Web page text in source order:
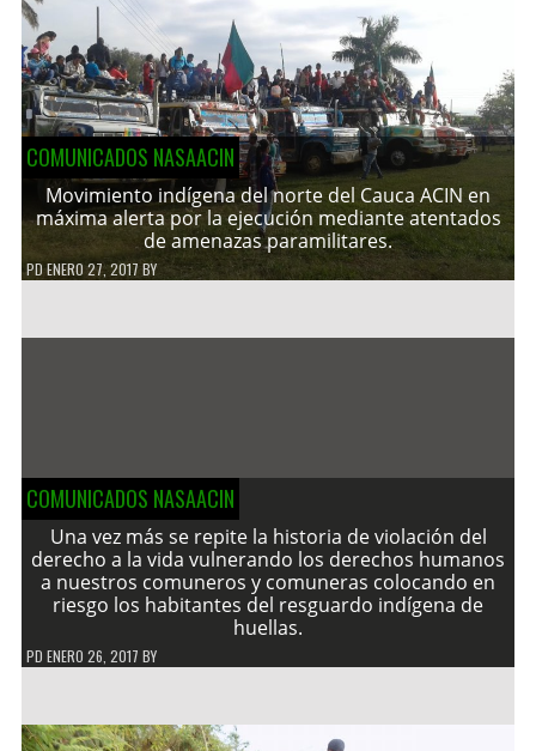
COMUNICADOS NASAACIN
Movimiento indígena del norte del Cauca ACIN en
máxima alerta por la ejecución mediante atentados
de amenazas paramilitares.
PDENERO 27, 2017 BY
COMUNICADOS NASAACIN
Una vez más se repite la historia de violación del
derecho a la vida vulnerando los derechos humanos
a nuestros comuneros y comuneras colocando en
riesgo los habitantes del resguardo indígena de
huellas.
PD ENERO 26, 2017 BY